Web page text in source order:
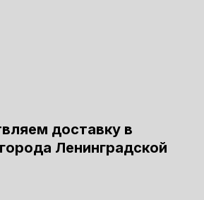
доставку в
Ленинградской